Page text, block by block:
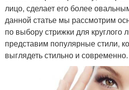
лицо, сделает его более
данной статье мы рассмотрим
по выбору стрижки для круглого
представим популярные стили,
выглядеть стильно и современно.